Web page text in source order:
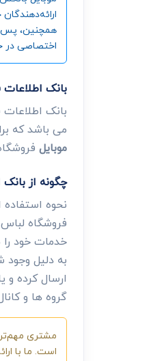
همچنین، پس
اختصاصی در
بانک
بانک
می باشد که
موبایل
چگونه از
نحوه
فروشگاه
خدمات خود را
به دلیل وجود
ارسال کرده و
گروه ها و
مشتری
است. ما با